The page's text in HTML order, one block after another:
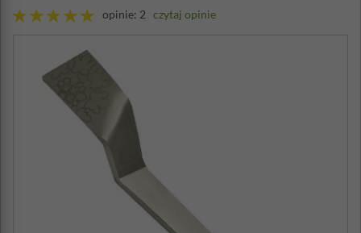
opinie: 2 czytaj opinie